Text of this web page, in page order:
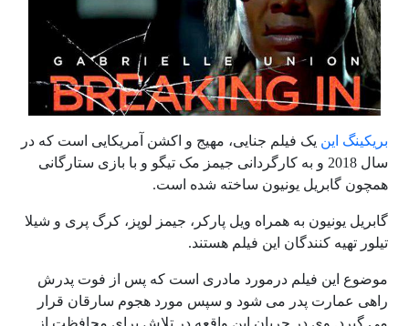
بریکینگ این یک فیلم جنایی، مهیج و اکشن آمریکایی است که در
سال 2018 و به کارگردانی جیمز مک تیگو و با بازی ستارگانی
همچون گابریل یونیون ساخته شده است.
گابریل یونیون به همراه ویل پارکر، جیمز لوپز، کرگ پری و شیلا
تیلور تهیه کنندگان این فیلم هستند.
موضوع این فیلم درمورد مادری است که پس از فوت پدرش
راهی عمارت پدر می شود و سپس مورد هجوم سارقان قرار
می گیرد. وی در جریان این واقعه در تلاش برای محافظت از